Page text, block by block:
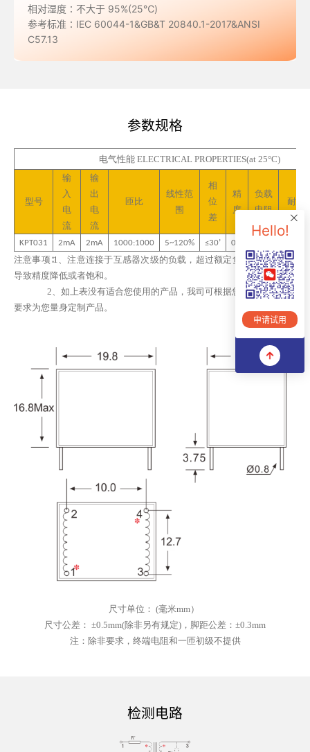
相对湿度∶不大于 95%(25℃)
参考标准∶IEC 60044-1&GB&T 20840.1-2017&ANSI
C57.13
参数规格
电气性能 ELECTRICAL PROPERTIES(at 25°C)
型号
输
入
电
流
输
出
电
流
匝比
线性范
围
相
位
差
精
度
负载
电阻
耐压
KPT031 2mA 2mA 1000:1000 5~120% ≤30’ 0.
注意事项∶1、注意连接于互感器次级的负载 ， 超过额定负载能力可能会
导致精度降低或者饱和 。
2、 如上表没有适合您使用的产品，我司可根据您的技术和结构
要求为您量身定制产品。
尺寸单位 ： (毫米mm）
尺寸公差 ： ±0.5mm(除非另有规定)，脚距公差：±0.3mm
注： 除非要求，终端电阻和一匝初级不提供
检测电路
Hello!
申请试用